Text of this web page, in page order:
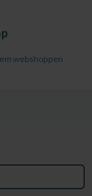
webshoppen